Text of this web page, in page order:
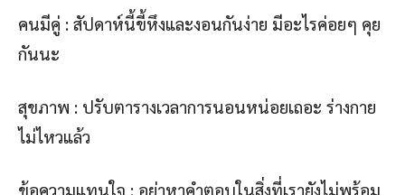
คนมีคู่ : สัปดาห์นี้ขี้หึงและงอนกันง่าย มีอะไรค่อยๆ คุย
กันนะ
สุขภาพ : ปรับตารางเวลาการนอนหน่อยเถอะ ร่างกาย
ไม่ไหวแล้ว
ข้อความแทนใจ : อย่าหาคำตอบในสิ่งที่เรายังไม่พร้อม